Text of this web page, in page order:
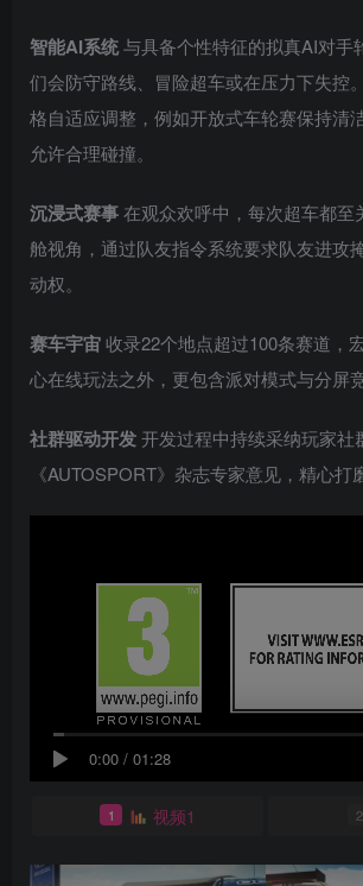
智能AI系统与具备个性特征的拟真AI对
们会防守路线、冒险超车或在压力下失控
格自适应调整，例如开放式车轮赛保持清
允许合理碰撞。
沉浸式赛事在观众欢呼中，每次超车都至
舱视角，通过队友指令系统要求队友进攻
动权。
赛车宇宙收录22个地点超过100条赛道，
心在线玩法之外，更包含派对模式与分屏竞
社群驱动开发开发过程中持续采纳玩家社
《AUTOSPORT》杂志专家意见，精心打
0:00 / 01:28
1 视频1 2